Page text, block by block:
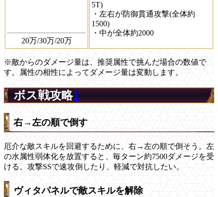
20万/30万/20万
5T)
・左右が防御貫通攻撃(全体約
1500)
・中が全体約2000
※敵からのダメージ量は、推奨属性で挑んだ場合の数値で
す。属性の相性によってダメージ量は変動します。
ボス戦攻略1
右→左の順で倒す
厄介な敵スキルを回避するために、右→左の順で倒そう。左
の水属性弱体化を放置すると、毎ターン約7500ダメージを受
ける。攻撃SSで速攻倒したり、軽減で対抗したい。
ヴィタパネルで敵スキルを解除